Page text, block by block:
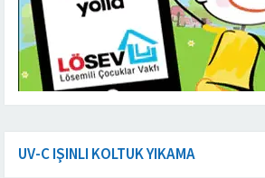
UV-C IŞINLI KOLTUK YIKAMA